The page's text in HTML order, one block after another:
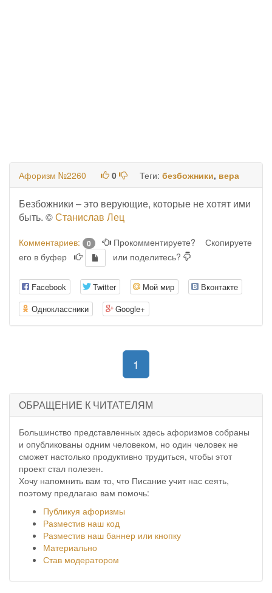
Афоризм №2260 0 Теги: безбожники, вера
Безбожники – это верующие, которые не хотят ими
быть. ©Станислав Лец
Комментариев: 0 Прокомментируете?
Скопируете
его в буфер
или поделитесь?
Facebook Twitter Мой мир
Вконтакте
Одноклассники
Google+
1
ОБРАЩЕНИЕ К ЧИТАТЕЛЯМ
Большинство представленных здесь афоризмов собраны
и опубликованы одним человеком, но один человек не
сможет настолько продуктивно трудиться, чтобы этот
проект стал полезен.
Хочу напомнить вам то, что Писание учит нас сеять,
поэтому предлагаю вам помочь:
Публикуя афоризмы
Разместив наш код
Разместив наш баннер или кнопку
Материально
Став модератором